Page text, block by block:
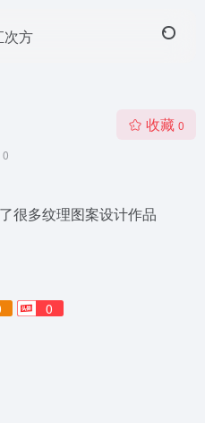
0
收藏 0
很多纹理图案设计作品
0